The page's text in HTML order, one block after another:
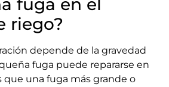
riego?
depende de la gravedad
fuga puede repararse en
que una fuga más grande o